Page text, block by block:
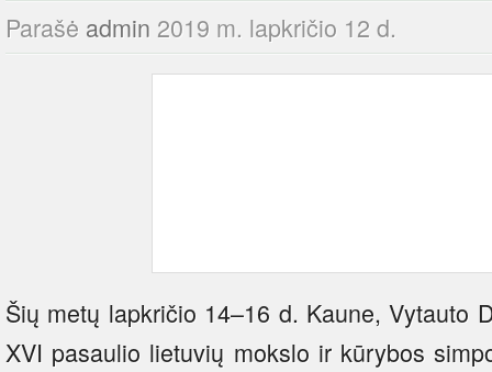
Parašė admin 2019 m. lapkričio 12 d.
Šių metų lapkričio 14–16 d. Kaune, Vytauto
XVI pasaulio lietuvių mokslo ir kūrybos